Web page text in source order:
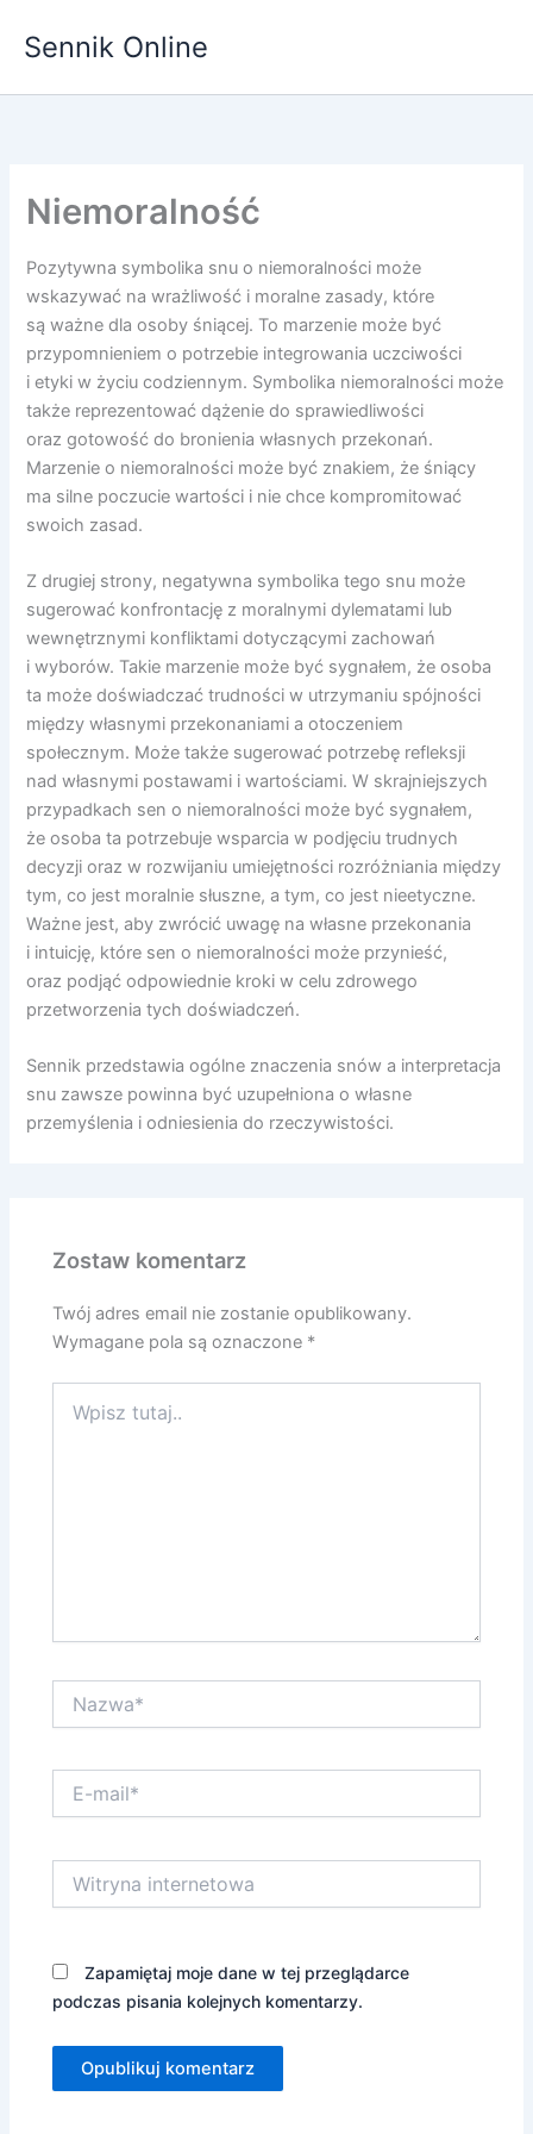
Sennik Online
Niemoralność
Pozytywna symbolika snu o niemoralności może
wskazywać na wrażliwość i moralne zasady, które
są ważne dla osoby śniącej. To marzenie może być
przypomnieniem o potrzebie integrowania uczciwości
i etyki w życiu codziennym. Symbolika niemoralności może
także reprezentować dążenie do sprawiedliwości
oraz gotowość do bronienia własnych przekonań.
Marzenie o niemoralności może być znakiem, że śniący
ma silne poczucie wartości i nie chce kompromitować
swoich zasad.
Z drugiej strony, negatywna symbolika tego snu może
sugerować konfrontację z moralnymi dylematami lub
wewnętrznymi konfliktami dotyczącymi zachowań
i wyborów. Takie marzenie może być sygnałem, że osoba
ta może doświadczać trudności w utrzymaniu spójności
między własnymi przekonaniami a otoczeniem
społecznym. Może także sugerować potrzebę refleksji
nad własnymi postawami i wartościami. W skrajniejszych
przypadkach sen o niemoralności może być sygnałem,
że osoba ta potrzebuje wsparcia w podjęciu trudnych
decyzji oraz w rozwijaniu umiejętności rozróżniania między
tym, co jest moralnie słuszne, a tym, co jest nieetyczne.
Ważne jest, aby zwrócić uwagę na własne przekonania
i intuicję, które sen o niemoralności może przynieść,
oraz podjąć odpowiednie kroki w celu zdrowego
przetworzenia tych doświadczeń.
Sennik przedstawia ogólne znaczenia snów a interpretacja
snu zawsze powinna być uzupełniona o własne
przemyślenia i odniesienia do rzeczywistości.
Zostaw komentarz
Twój adres email nie zostanie opublikowany.
Wymagane pola są oznaczone *
tutaj..
mail*
internetowa
Zapamiętaj moje dane w tej przeglądarce
podczas pisania kolejnych komentarzy.